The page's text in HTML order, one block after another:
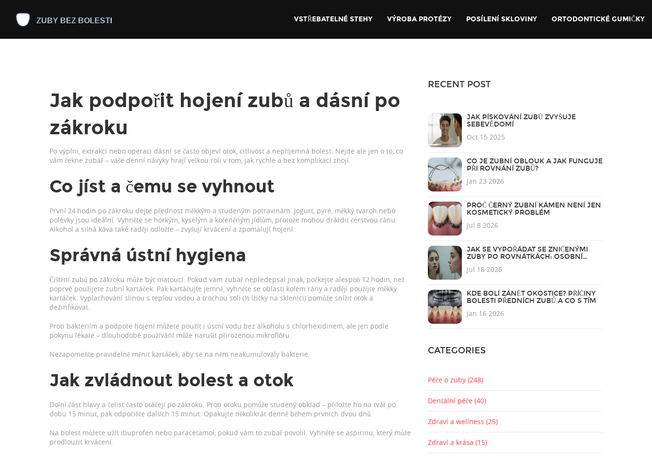
VSTŘEBATELNÉ STEHY VÝROBA PROTÉZY POSÍLENÍ SKLOVINY ORTODONTICKÉ GUMIČKY
Jak podpořit hojení zubů a dásní po
zákroku
Po výplni, extrakci nebo operaci dásní se často objeví otok, citlivost a nepříjemná bolest. Nejde ale jen o to, co
vám řekne zubař – vaše denní návyky hrají velkou roli v tom, jak rychle a bez komplikací zhojí.
Co jíst a čemu se vyhnout
První 24 hodin po zákroku dejte přednost měkkým a studeným potravinám. Jogurt, pyré, měkký tvaroh nebo
polévky jsou ideální. Vyhněte se horkým, kyselým a kořeněným jídlům, protože mohou dráždit čerstvou ránu.
Alkohol a silná káva také raději odložte – zvyšují krvácení a zpomalují hojení.
Správná ústní hygiena
Čištění zubů po zákroku může být matoucí. Pokud vám zubař nepředepsal jinak, počkejte alespoň 12 hodin, než
poprvé použijete zubní kartáček. Pak kartáčujte jemně, vyhněte se oblasti kolem rány a raději použijte měkký
kartáček. Vyplachování slinou s teplou vodou a trochou soli (½ lžičky na sklenici) pomůže snížit otok a
dezinfikovat.
Proti bakteriím a podpoře hojení můžete použít i ústní vodu bez alkoholu s chlorhexidinem, ale jen podle
pokynu lékaře – dlouhodobé používání může narušit přirozenou mikroflóru.
Nezapomeňte pravidelně měnit kartáček, aby se na něm neakumulovaly bakterie.
Jak zvládnout bolest a otok
Dolní část hlavy a čelist často otáčejí po zákroku. Proti otoku pomůže studený obklad – přiložte ho na tvář po
dobu 15 minut, pak odpočiňte dalších 15 minut. Opakujte několikrát denně během prvních dvou dnů.
Na bolest můžete užít ibuprofen nebo paracetamol, pokud vám to zubař povolil. Vyhněte se aspirinu, který může
prodloužit krvácení.
RECENT POST
JAK PÍSKOVÁNÍ ZUBŮ ZVYŠUJE
SEBEVĚDOMÍ
Oct 15 2025
CO JE ZUBNÍ OBLOUK A JAK FUNGUJE
PŘI ROVNÁNÍ ZUBŮ?
Jan 23 2026
PROČ ČERNÝ ZUBNÍ KÁMEN NENÍ JEN
KOSMETICKÝ PROBLÉM
Jul 8 2026
JAK SE VYPOŘÁDAT SE ZNIČENÝMI
ZUBY PO ROVNÁTKÁCH: OSOBNÍ
Jul 18 2026
KDE BOLÍ ZÁNĚT OKOSTICE? PŘÍČINY
BOLESTI PŘEDNÍCH ZUBŮ A CO S TÍM
Jan 16 2026
CATEGORIES
Péče o zuby (248)
Dentální péče (40)
Zdraví a wellness (25)
Zdraví a krása (15)